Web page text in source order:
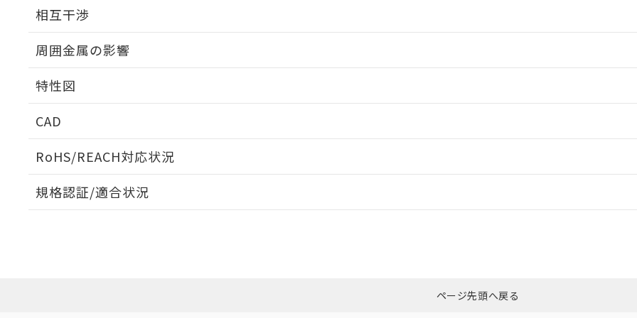
相互干渉
周囲金属の影響
特性図
CAD
RoHS/REACH対応状況
EU RoHS 注意事項・凡例
ダウンロードはこちら
規格認証/適合状況
ページ先頭へ戻る